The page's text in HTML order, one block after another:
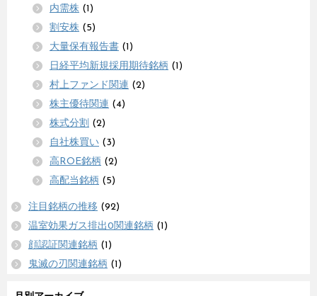
内需株 (1)
割安株 (5)
大量保有報告書 (1)
日経平均新規採用期待銘柄 (1)
村上ファンド関連 (2)
株主優待関連 (4)
株式分割 (2)
自社株買い (3)
高ROE銘柄 (2)
高配当銘柄 (5)
注目銘柄の推移 (92)
温室効果ガス排出0関連銘柄 (1)
顔認証関連銘柄 (1)
鬼滅の刃関連銘柄 (1)